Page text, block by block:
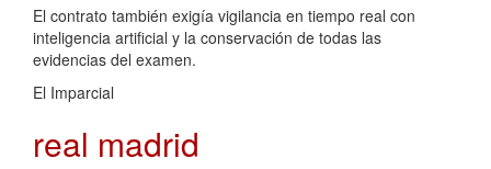
El contrato también exigía vigilancia en tiempo real con
inteligencia artificial y la conservación de todas las
evidencias del examen.
El Imparcial
real madrid